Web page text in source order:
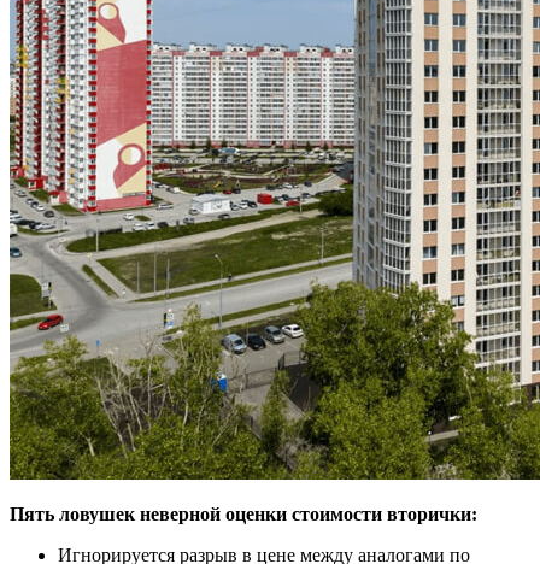
Пять ловушек неверной оценки стоимости вторички:
Игнорируется разрыв в цене между аналогами по